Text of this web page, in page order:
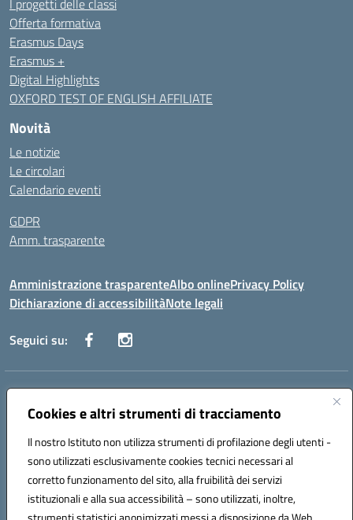
Cookies e altri strumenti di tracciamento
Il nostro Istituto non utilizza strumenti di profilazione degli utenti -
sono utilizzati esclusivamente cookies tecnici necessari al
corretto funzionamento del sito, alla fruibilità dei servizi
istituzionali e alla sua accessibilità – sono utilizzati, inoltre,
I progetti delle classi
Offerta formativa
Erasmus Days
Erasmus +
Digital Highlights
OXFORD TEST OF ENGLISH AFFILIATE
Novità
Le notizie
Le circolari
Calendario eventi
GDPR
Amm. trasparente
Amministrazione trasparenteAlbo onlinePrivacy Policy
Dichiarazione di accessibilitàNote legali
Seguici su:
Indirizzo:
Centralino:+39 080 2446680 Email:baic882008@istruzione.it
Codice fiscale: 80023470729
Codice meccanografico:
BAIC882008
Codice unico di fatturazione (CUF): UFEUNT